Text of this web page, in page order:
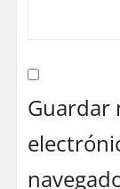
Guardar